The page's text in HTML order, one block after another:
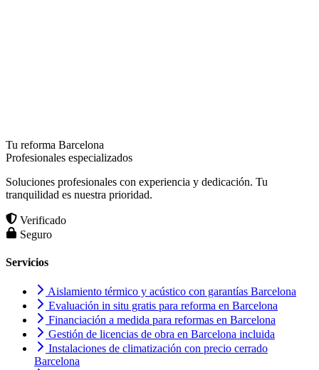
Tu reforma Barcelona
Profesionales especializados
Soluciones profesionales con experiencia y dedicación. Tu
tranquilidad es nuestra prioridad.
Verificado
Seguro
Servicios
Aislamiento térmico y acústico con garantías Barcelona
Evaluación in situ gratis para reforma en Barcelona
Financiación a medida para reformas en Barcelona
Gestión de licencias de obra en Barcelona incluida
Instalaciones de climatización con precio cerrado
Barcelona